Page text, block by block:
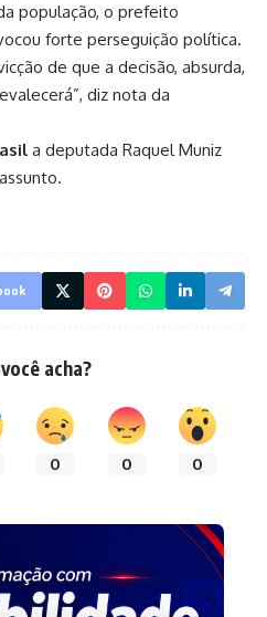
população, o prefeito
forte perseguição política.
de que a decisão, absurda,
diz nota da
a deputada Raquel Muniz
acha?
0 0 0